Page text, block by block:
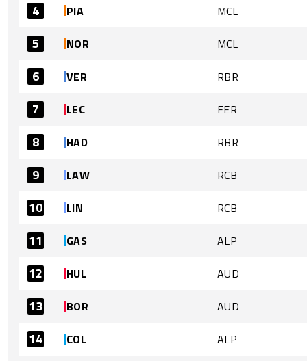
4 PIA MCL
5 NOR MCL
6 VER RBR
7 LEC FER
8 HAD RBR
9 LAW RCB
10 LIN RCB
11 GAS ALP
12 HUL AUD
13 BOR AUD
14 COL ALP